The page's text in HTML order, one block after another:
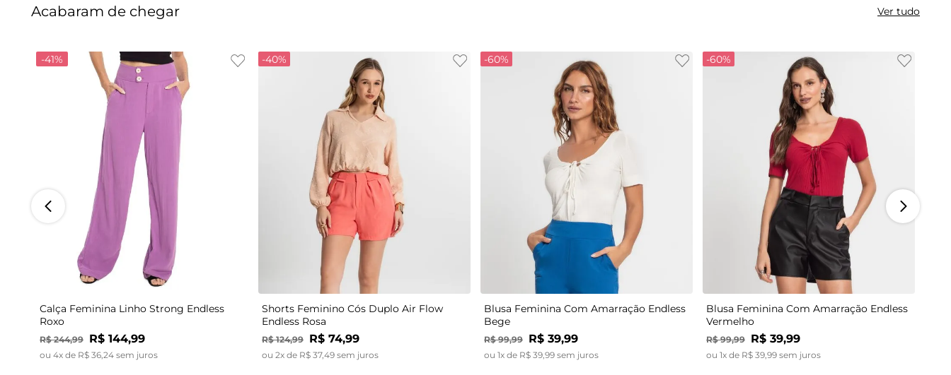
Acabaram de chegar Ver tudo
-41%
M G
Calça Feminina Linho Strong Endless
Roxo
R$ 244,99 R$ 144,99
ou 4x de R$ 36 24 sem juros
-40%
M G
Shorts Feminino Cós Duplo Air Flow
Endless Rosa
R$ 124,99 R$ 74,99
ou 2x de R$ 37,49 sem juros
-60%
M
Blusa Feminina Com Amarração Endless
Bege
R$ 99,99 R$ 39,99
ou 1x de R$ 39 99 sem juros
-60%
M G GG
Blusa Feminina Com Amarração Endless
Vermelho
R$ 99,99 R$ 39,99
ou 1x de R$ 39 99 sem juros